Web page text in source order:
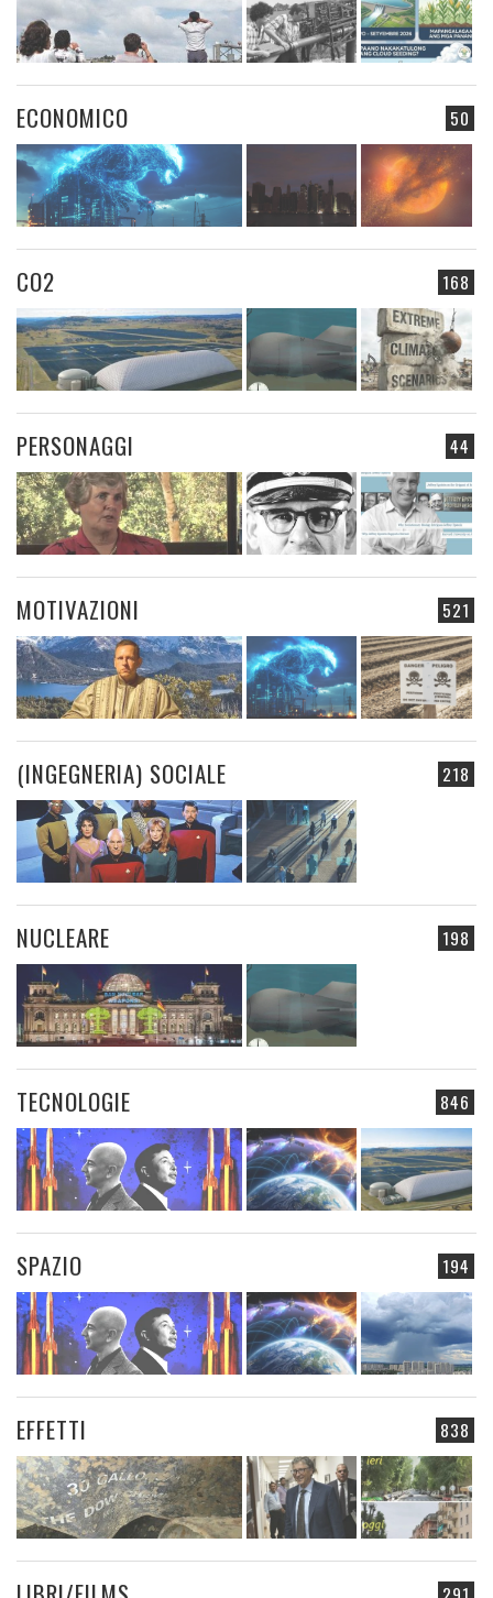
50
ECONOMICO
168
CO2
44
PERSONAGGI
521
MOTIVAZIONI
218
(INGEGNERIA) SOCIALE
198
NUCLEARE
846
TECNOLOGIE
194
SPAZIO
838
EFFETTI